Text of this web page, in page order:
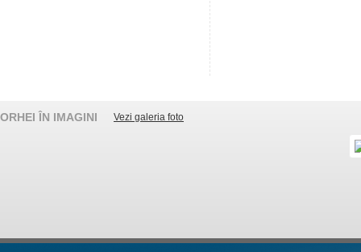
ORHEI ÎN IMAGINI Vezi galeria foto